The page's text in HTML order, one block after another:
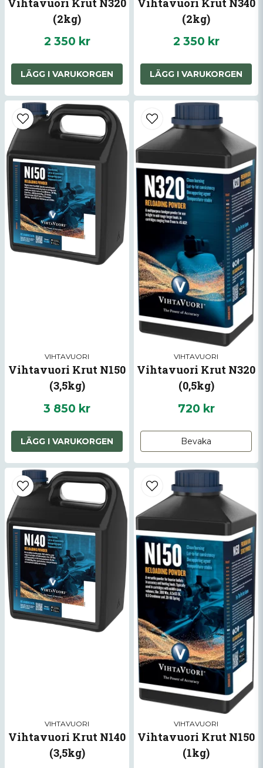
(2kg)
2 350 kr
LÄGG I VARUKORGEN
(2kg)
2 350 kr
LÄGG I VARUKORGEN
VIHTAVUORI
Vihtavuori Krut N150
(3,5kg)
3 850 kr
LÄGG I VARUKORGEN
VIHTAVUORI
Vihtavuori Krut N320
(0,5kg)
720 kr
Bevaka
VIHTAVUORI
Vihtavuori Krut N140
(3,5kg)
VIHTAVUORI
Vihtavuori Krut N150
(1kg)
Skicka fråga